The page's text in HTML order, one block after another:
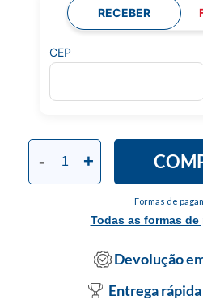
Formas de
Todas as formas de
- +
RECEBER
CEP
Devolução
Entrega